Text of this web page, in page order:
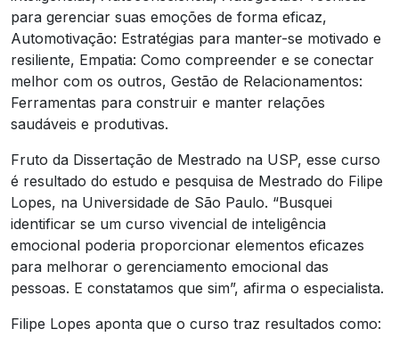
para gerenciar suas emoções de forma eficaz,
Automotivação: Estratégias para manter-se motivado e
resiliente, Empatia: Como compreender e se conectar
melhor com os outros, Gestão de Relacionamentos:
Ferramentas para construir e manter relações
saudáveis e produtivas.
Fruto da Dissertação de Mestrado na USP, esse curso
é resultado do estudo e pesquisa de Mestrado do Filipe
Lopes, na Universidade de São Paulo. “Busquei
identificar se um curso vivencial de inteligência
emocional poderia proporcionar elementos eficazes
para melhorar o gerenciamento emocional das
pessoas. E constatamos que sim”, afirma o especialista.
Filipe Lopes aponta que o curso traz resultados como: